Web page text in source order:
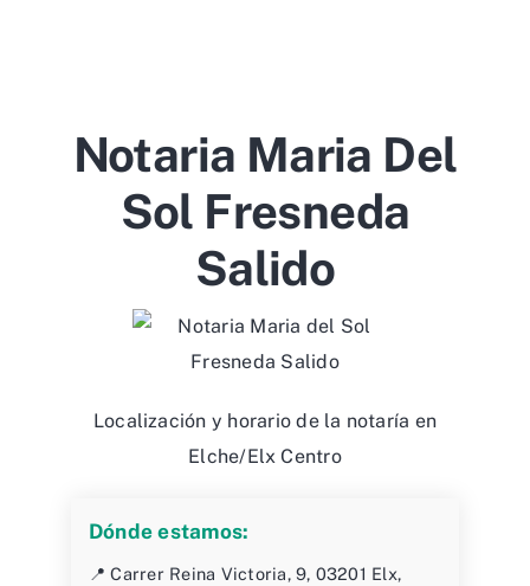
Notaria Maria Del
Sol Fresneda
Salido
Localización y horario de la notaría en
Elche/Elx Centro
Dónde estamos:
📍 Carrer Reina Victoria, 9, 03201 Elx,